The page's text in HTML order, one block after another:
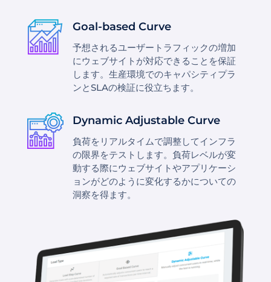
Goal-based Curve
予想されるユーザートラフィックの増加
にウェブサイトが対応できることを保証
します。生産環境でのキャパシティプラ
ンとSLAの検証に役立ちます。
Dynamic Adjustable Curve
負荷をリアルタイムで調整してインフラ
の限界をテストします。負荷レベルが変
動する際にウェブサイトやアプリケーシ
ョンがどのように変化するかについての
洞察を得ます。